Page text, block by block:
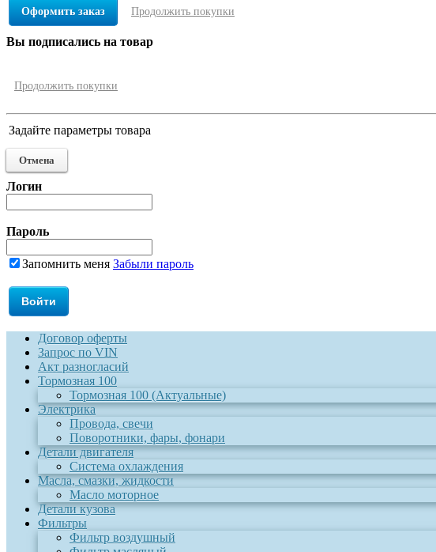
Оформить заказ Продолжить покупки
Вы подписались на товар
Продолжить покупки
Задайте параметры товара
Отмена
Логин
Пароль
Запомнить меня Забыли пароль
Договор оферты
Запрос по VIN
Акт разногласий
Тормозная 100
Тормозная 100 (Актуальные)
Электрика
Провода, свечи
Поворотники, фары, фонари
Детали двигателя
Система охлаждения
Масла, смазки, жидкости
Масло моторное
Детали кузова
Фильтры
Фильтр воздушный